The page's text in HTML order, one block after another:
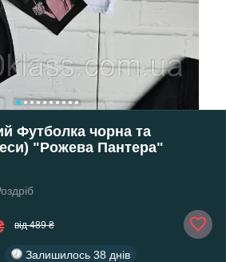
Футболка чорна та
"Рожева Пантера"
від 489 ₴
Залишилось 38 днів